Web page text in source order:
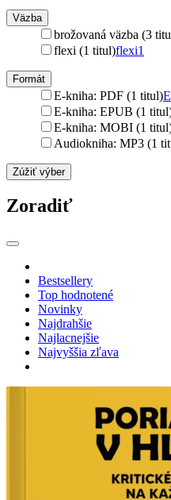
Väzba
brožovaná väzba (3
flexi (1 titul)flexi1
Formát
E-kniha: PDF (1 titul)
E-kniha: EPUB (1
E-kniha: MOBI (1
Audiokniha: MP3 (1
Zúžiť výber
Zoradiť
Bestsellery
Top hodnotené
Novinky
Najdrahšie
Najlacnejšie
Najvyššia zľava